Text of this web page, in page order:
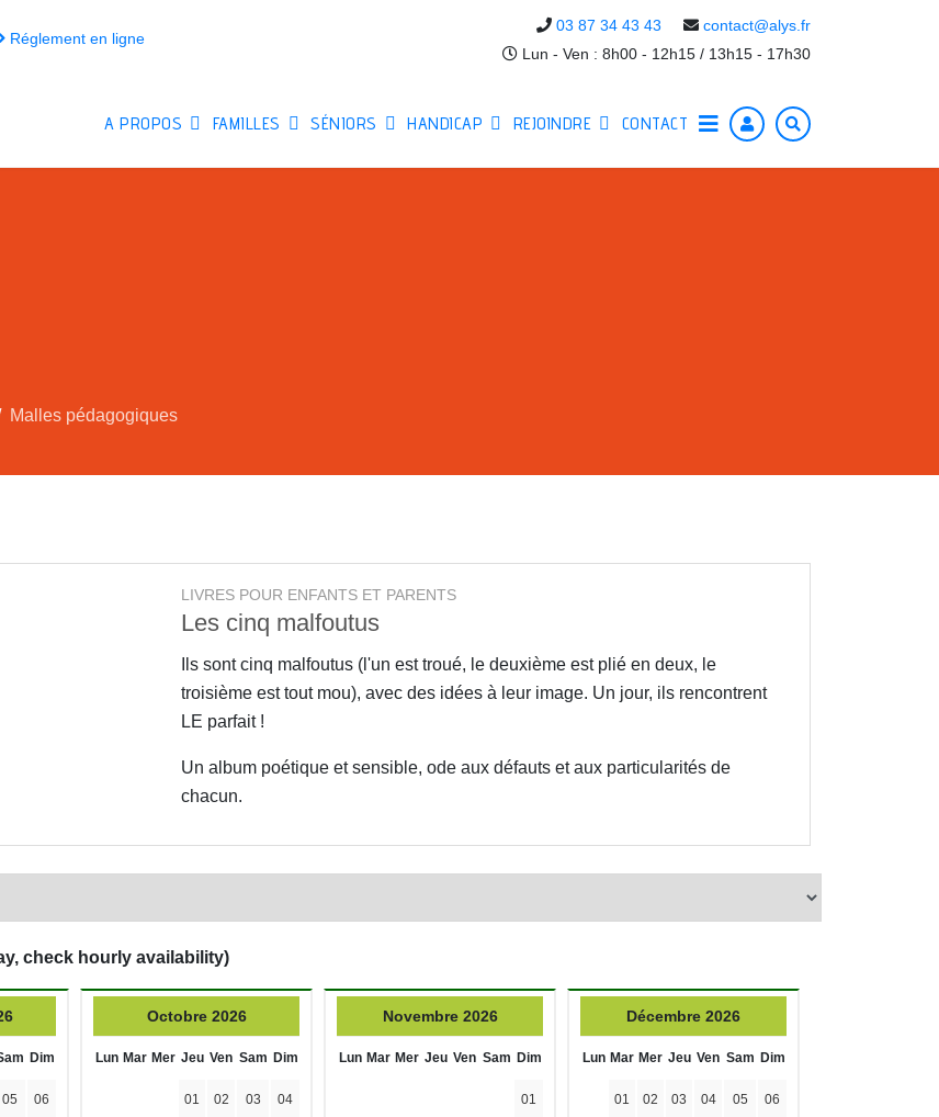
Réglement en ligne
03 87 34 43 43
contact@alys.fr
Lun - Ven : 8h00 - 12h15 / 13h15 - 17h30
A PROPOS FAMILLES SÉNIORS HANDICAP REJOINDRE CONTACT
Malles pédagogiques
LIVRES POUR ENFANTS ET PARENTS
Les cinq malfoutus
Ils sont cinq malfoutus (l'un est troué, le deuxième est plié en deux, le
troisième est tout mou), avec des idées à leur image. Un jour, ils rencontrent
LE parfait !
Un album poétique et sensible, ode aux défauts et aux particularités de
chacun.
check hourly availability)
Dim
05 06
Octobre 2026
Lun Mar Mer Jeu Ven Sam Dim
01 02 03 04
Novembre 2026
Lun Mar Mer Jeu Ven Sam Dim
01
Décembre 2026
Lun Mar Mer Jeu Ven Sam Dim
01 02 03 04 05 06